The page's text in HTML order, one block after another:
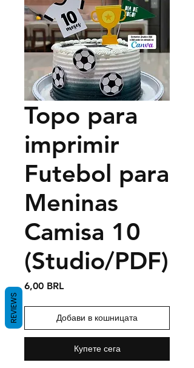
Topo para
imprimir
Futebol para
Meninas
Camisa 10
(Studio/PDF)
6,00 BRLЦена
Добави в кошницата
Купете сега
REVIEWS